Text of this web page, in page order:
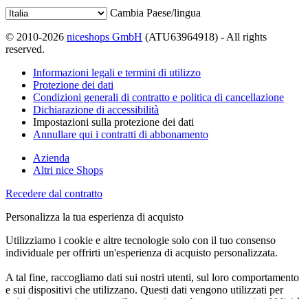
Cambia Paese/lingua
© 2010-2026 niceshops GmbH (ATU63964918) - All rights
reserved.
Informazioni legali e termini di utilizzo
Protezione dei dati
Condizioni generali di contratto e politica di cancellazione
Dichiarazione di accessibilità
Impostazioni sulla protezione dei dati
Annullare qui i contratti di abbonamento
Azienda
Altri nice Shops
Recedere dal contratto
Personalizza la tua esperienza di acquisto
Utilizziamo i cookie e altre tecnologie solo con il tuo consenso
individuale per offrirti un'esperienza di acquisto personalizzata.
A tal fine, raccogliamo dati sui nostri utenti, sul loro comportamento
e sui dispositivi che utilizzano. Questi dati vengono utilizzati per